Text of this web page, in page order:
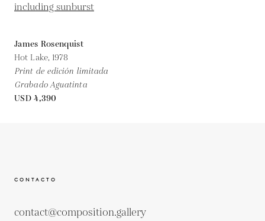
James Rosenquist
Hot Lake, 1978
Print de edición limitada
Grabado Aguatinta
USD 4,390
CONTACTO
contact@composition.gallery